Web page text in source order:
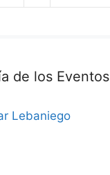
de los Eventos
Lebaniego